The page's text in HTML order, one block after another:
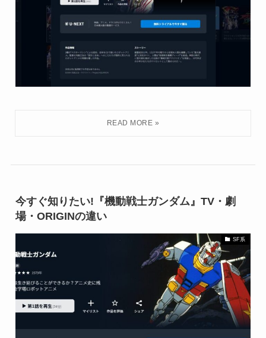
今すぐ知りたい!『機動戦士ガンダム』TV・劇
場・ORIGINの違い
SF系